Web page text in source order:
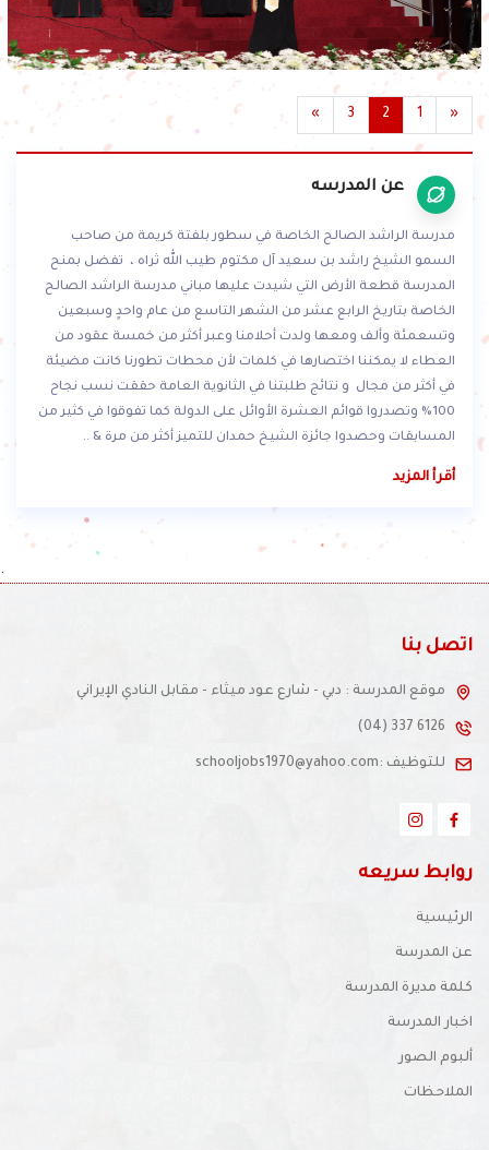
«
1
2
3
»
عن المدرسه
مدرسة الراشد الصالح الخاصة في سطور بلفتة كريمة من صاحب
السمو الشيخ راشد بن سعيد آل مكتوم طيب الله ثراه ، تفضل بمنح
المدرسة قطعة الأرض التي شيدت عليها مباني مدرسة الراشد الصالح
الخاصة بتاريخ الرابع عشر من الشهر التاسع من عام واحدٍ وسبعين
وتسعمئة وألف ومعها ولدت أحلامنا وعبر أكثر من خمسة عقود من
العطاء لا يمكننا اختصارها في كلمات لأن محطات تطورنا كانت مضيئة
في أكثر من مجال و نتائج طلبتنا في الثانوية العامة حققت نسب نجاح
100% وتصدروا قوائم العشرة الأوائل على الدولة كما تفوقوا في كثير من
المسابقات وحصدوا جائزة الشيخ حمدان للتميز أكثر من مرة & ..
أقرأ المزيد
.
اتصل بنا
موقع المدرسة : دبي - شارع عود ميثاء - مقابل النادي الإيراني
(04) 337 6126
للتوظيف :schooljobs1970@yahoo.com
روابط سريعه
الرئيسية
عن المدرسة
كلمة مديرة المدرسة
اخبار المدرسة
ألبوم الصور
الملاحظات